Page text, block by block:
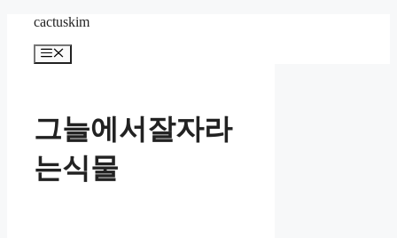
content
cactuskim
Menu
그늘에서잘자라
는식물